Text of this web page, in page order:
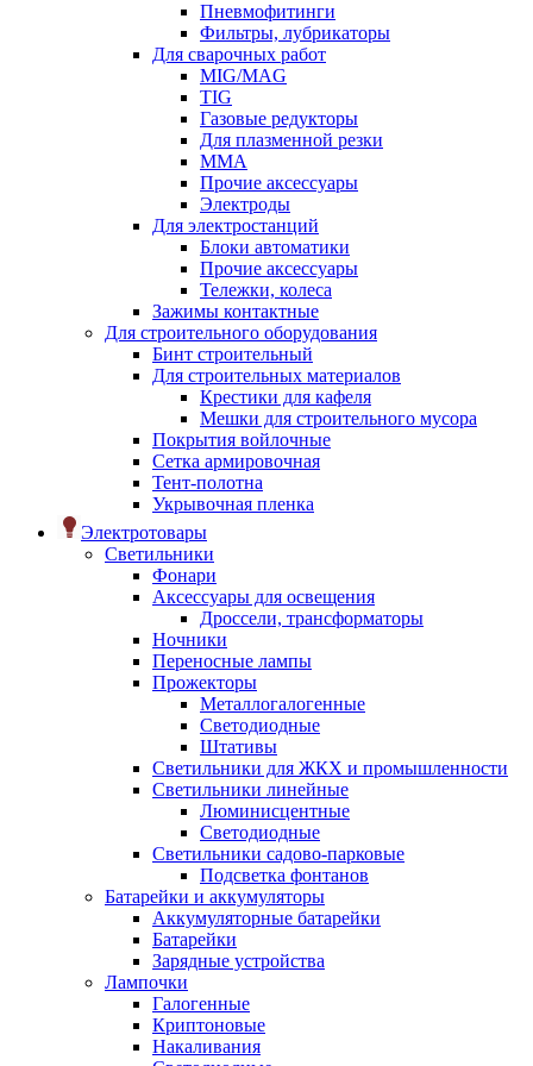
Пневмофитинги
Фильтры, лубрикаторы
Для сварочных работ
MIG/MAG
TIG
Газовые редукторы
Для плазменной резки
ММА
Прочие аксессуары
Электроды
Для электростанций
Блоки автоматики
Прочие аксессуары
Тележки, колеса
Зажимы контактные
Для строительного оборудования
Бинт строительный
Для строительных материалов
Крестики для кафеля
Мешки для строительного мусора
Покрытия войлочные
Сетка армировочная
Тент-полотна
Укрывочная пленка
Электротовары
Светильники
Фонари
Аксессуары для освещения
Дроссели, трансформаторы
Ночники
Переносные лампы
Прожекторы
Металлогалогенные
Светодиодные
Штативы
Светильники для ЖКХ и промышленности
Светильники линейные
Люминисцентные
Светодиодные
Светильники садово-парковые
Подсветка фонтанов
Батарейки и аккумуляторы
Аккумуляторные батарейки
Батарейки
Зарядные устройства
Лампочки
Галогенные
Криптоновые
Накаливания